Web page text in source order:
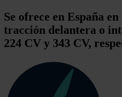
Se ofrece en España
tracción delantera o
224 CV y 343 CV,